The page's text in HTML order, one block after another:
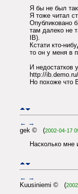
Я бы не был так
Я тоже читал
Опубликовано
там далеко не
IB).
Кстати кто-
то он у меня в
И недостатков
http://
Но похоже что
← →
gek © (2002-04-17
Насколько мне
← →
Kuusiniemi © (